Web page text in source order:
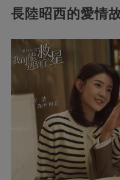
長陸昭西的愛情